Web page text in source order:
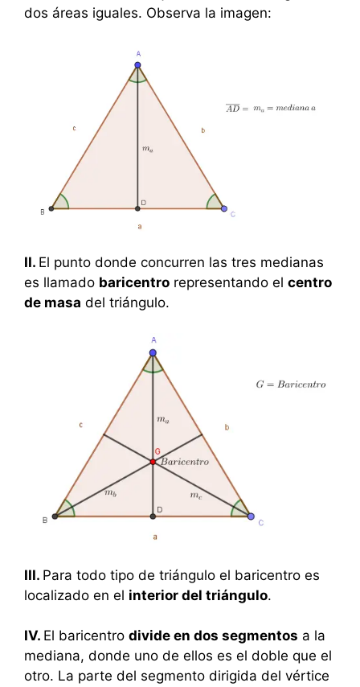
dos áreas iguales. Observa la imagen:
II. El punto donde concurren las tres medianas
es llamado baricentro representando el centro
de masa del triángulo.
III. Para todo tipo de triángulo el baricentro es
localizado en el interior del triángulo.
IV. El baricentro divide en dos segmentos a la
mediana, donde uno de ellos es el doble que el
otro. La parte del segmento dirigida del vértice